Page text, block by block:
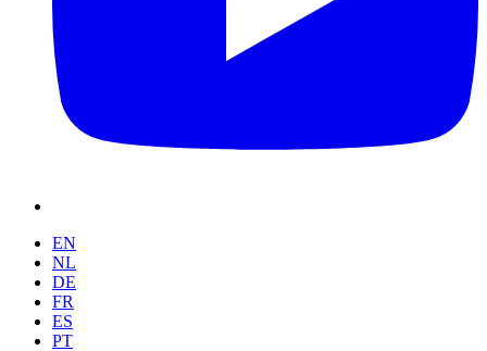
EN
NL
DE
FR
ES
PT